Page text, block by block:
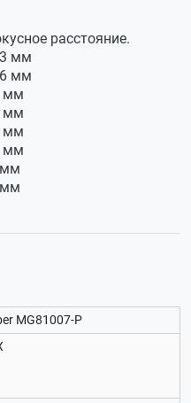
расстояние.
мм
мм
мм
мм
мм
мм
MG81007-P